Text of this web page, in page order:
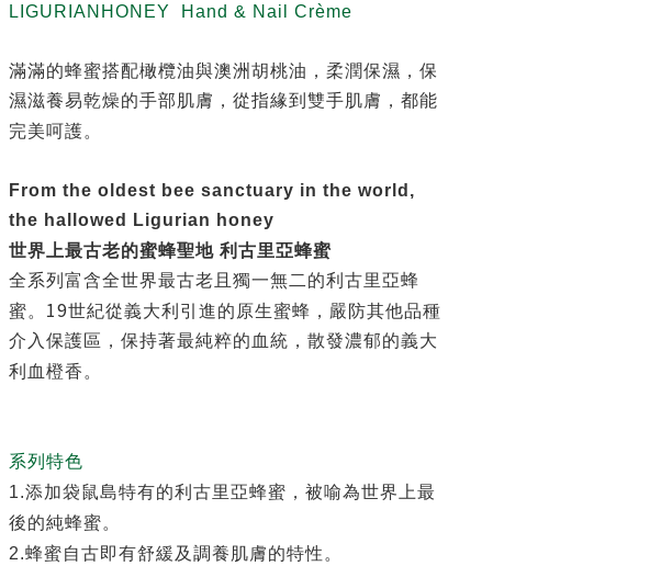
LIGURIANHONEY Hand & Nail Crème
滿滿的蜂蜜搭配橄欖油與澳洲胡桃油，柔潤保濕，保
濕滋養易乾燥的手部肌膚，從指緣到雙手肌膚，都能
完美呵護。
From the oldest bee sanctuary in the world,
the hallowed Ligurian honey
世界上最古老的蜜蜂聖地 利古里亞蜂蜜
全系列富含全世界最古老且獨一無二的利古里亞蜂
蜜。 19世紀從義大利引進的原生蜜蜂，嚴防其他品種
介入保護區，保持著最純粹的血統，散發濃郁的義大
利血橙香。
系列特色
1.添加袋鼠島特有的利古里亞蜂蜜，被喻為世界上最
後的純蜂蜜。
2.蜂蜜自古即有舒緩及調養肌膚的特性。